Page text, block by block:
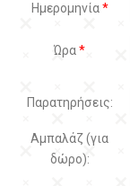
Ημερομηνία*
Ώρα*
Παρατηρήσεις:
Αμπαλάζ (για
δώρο):